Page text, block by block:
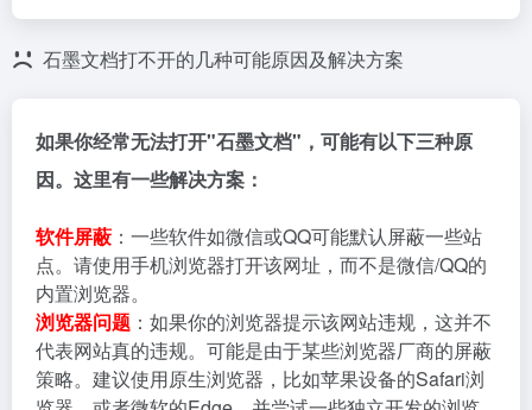
石墨文档打不开的几种可能原因及解决方案
如果你经常无法打开"石墨文档"，可能有以下三种原
因。这里有一些解决方案：
软件屏蔽 ：一些软件如微信或QQ可能默认屏蔽一些站
点。请使用手机浏览器打开该网址，而不是微信/QQ的
内置浏览器。
浏览器问题 ：如果你的浏览器提示该网站违规，这并不
代表网站真的违规。可能是由于某些浏览器厂商的屏蔽
策略。建议使用原生浏览器，比如苹果设备的Safari浏